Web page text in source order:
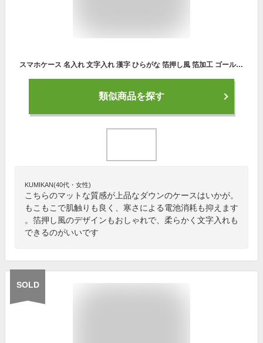
スマホケース 名入れ 文字入れ 漢字 ひらがな 箔押し風 箔加工 ゴールド オリジナル ダウンジャケット風 モコモコ マットな質感 3Dポコポコ キルティングクッション 柔らかい ソフトケース TPU カバー iphone13 iphone13pro iphone12 iPhoneケース TPU オシャレ 可愛い 韓国
類似商品を探す
KUMIKAN(40代・女性)
こちらのマットな質感が上品なダウンのケースはいかが。
もこもこで肌触りも良く、寒さによる電池消耗も抑えます
。箔押し風のデザインもおしゃれで、柔らかく文字入れも
できるのがいいです
SOLD